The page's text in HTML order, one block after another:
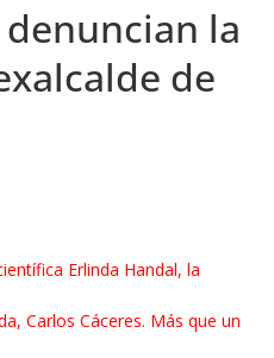
la
de
Erlinda Handal, la
Carlos Cáceres. Más que un